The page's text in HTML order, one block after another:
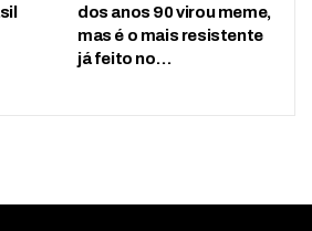
dos anos 90 virou meme,
mas é o mais resistente
já feito no…